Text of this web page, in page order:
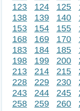
123
124 125
138
139 140
153
154 155
168
169 170
183
184 185
198
199 200
213
214 215
228
229 230
243
244 245
258
259 260